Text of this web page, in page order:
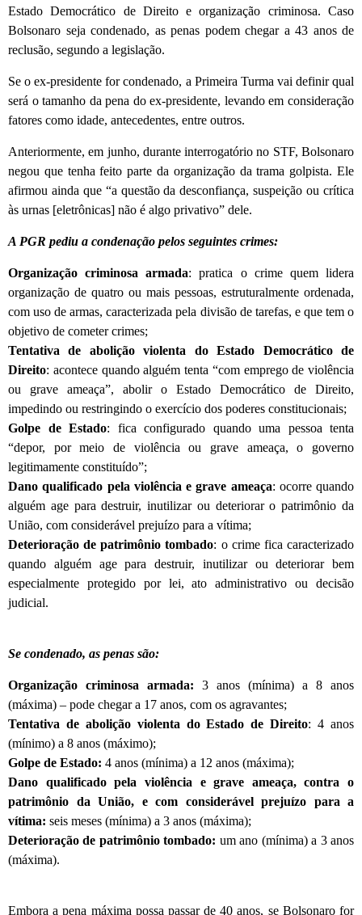
Estado Democrático de Direito e organização criminosa. Caso
Bolsonaro seja condenado, as penas podem chegar a 43 anos de
reclusão, segundo a legislação.
Se o ex-presidente for condenado, a Primeira Turma vai definir qual
será o tamanho da pena do ex-presidente, levando em consideração
fatores como idade, antecedentes, entre outros.
Anteriormente, em junho, durante interrogatório no STF, Bolsonaro
negou que tenha feito parte da organização da trama golpista. Ele
afirmou ainda que “a questão da desconfiança, suspeição ou crítica
às urnas [eletrônicas] não é algo privativo” dele.
A PGR pediu a condenação pelos seguintes crimes:
Organização criminosa armada: pratica o crime quem lidera
organização de quatro ou mais pessoas, estruturalmente ordenada,
com uso de armas, caracterizada pela divisão de tarefas, e que tem o
objetivo de cometer crimes;
Tentativa de abolição violenta do Estado Democrático de
Direito: acontece quando alguém tenta “com emprego de violência
ou grave ameaça”, abolir o Estado Democrático de Direito,
impedindo ou restringindo o exercício dos poderes constitucionais;
Golpe de Estado: fica configurado quando uma pessoa tenta
“depor, por meio de violência ou grave ameaça, o governo
legitimamente constituído”;
Dano qualificado pela violência e grave ameaça: ocorre quando
alguém age para destruir, inutilizar ou deteriorar o patrimônio da
União, com considerável prejuízo para a vítima;
Deterioração de patrimônio tombado: o crime fica caracterizado
quando alguém age para destruir, inutilizar ou deteriorar bem
especialmente protegido por lei, ato administrativo ou decisão
judicial.
Se condenado, as penas são:
Organização criminosa armada: 3 anos (mínima) a 8 anos
(máxima) – pode chegar a 17 anos, com os agravantes;
Tentativa de abolição violenta do Estado de Direito: 4 anos
(mínimo) a 8 anos (máximo);
Golpe de Estado: 4 anos (mínima) a 12 anos (máxima);
Dano qualificado pela violência e grave ameaça, contra o
patrimônio da União, e com considerável prejuízo para a
vítima: seis meses (mínima) a 3 anos (máxima);
Deterioração de patrimônio tombado: um ano (mínima) a 3 anos
(máxima).
Embora a pena máxima possa passar de 40 anos, se Bolsonaro for